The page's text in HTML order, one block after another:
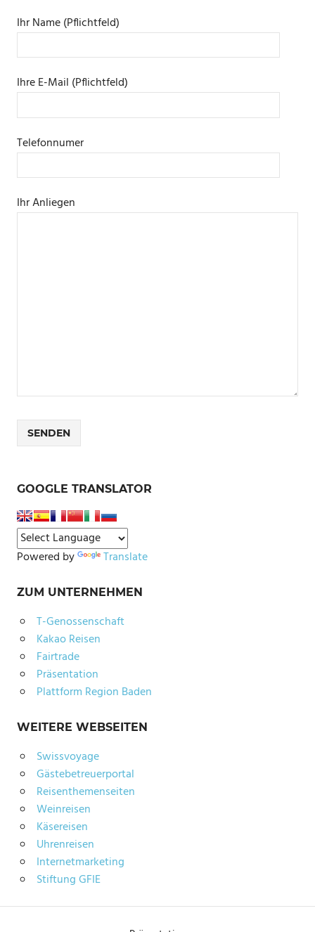
Ihr Name (Pflichtfeld)
Ihre E-Mail (Pflichtfeld)
Telefonnumer
Ihr Anliegen
GOOGLE TRANSLATOR
Powered by Translate
ZUM UNTERNEHMEN
T-Genossenschaft
Kakao Reisen
Fairtrade
Präsentation
Plattform Region Baden
WEITERE WEBSEITEN
Swissvoyage
Gästebetreuerportal
Reisenthemenseiten
Weinreisen
Käsereisen
Uhrenreisen
Internetmarketing
Stiftung GFIE